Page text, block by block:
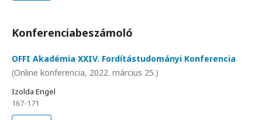
Konferenciabeszámoló
OFFI Akadémia XXIV. Fordítástudományi Konferencia
(Online konferencia, 2022. március 25.)
Izolda Engel
167-171